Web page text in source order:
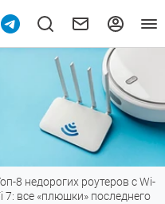
8 недорогих роутеров с Wi-
7: все «плюшки» последнего